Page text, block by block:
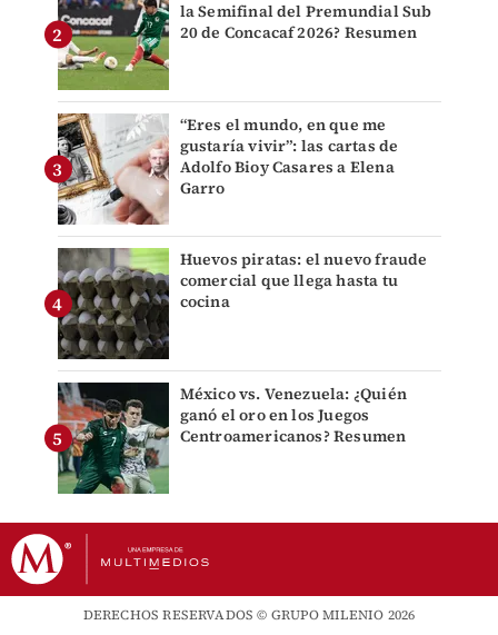
la Semifinal del Premundial Sub
20 de Concacaf 2026? Resumen
“Eres el mundo, en que me
gustaría vivir”: las cartas de
Adolfo Bioy Casares a Elena
Garro
Huevos piratas: el nuevo fraude
comercial que llega hasta tu
cocina
México vs. Venezuela: ¿Quién
ganó el oro en los Juegos
Centroamericanos? Resumen
DERECHOS RESERVADOS © GRUPO MILENIO 2026